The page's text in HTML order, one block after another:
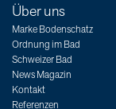
Über uns
Marke Bodenschatz
Ordnung im Bad
Schweizer Bad
News Magazin
Kontakt
Referenzen